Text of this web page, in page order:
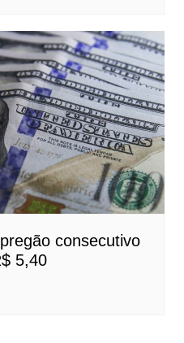
consecutivo
5,40